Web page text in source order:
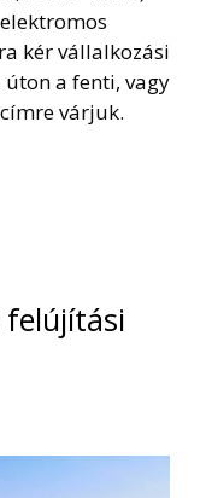
kér vállalkozási
a fenti, vagy
várjuk.